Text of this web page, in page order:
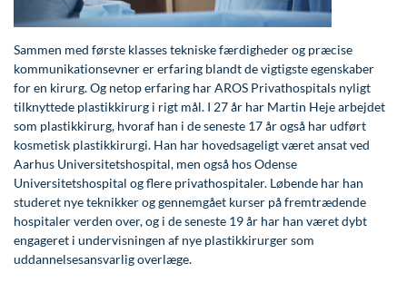
Lunge-astma-allergi
Mave-tarm kirurgi
Menopause- og hormonterapi
Neurologi (hjerne-nervesygdomme)
Onkologi (kræftsygdomme)
Plastikkirurgi (rekonstruktiv)
Reumatologi (gigtsygdomme)
Svedproblemer
Ar og strækmærker
Uønsket hårvækst
Hårtab
Aldersprægede håndrygge
Kropsforyngelse og opstramning
Intim konturering/foryngelse
Mandlig genitalområde - forskønnelse
Kosmetisk Plastikkirurgi
Modelopskrivning
aging medicin
Prisliste
Skriv dig op
Udskrivelse
Kontakt os & Find vej
Kvalitet og patienttilfredshed
Nyttige links
Parkering og opladning på AROS Privathospital
Persondatapolitik på AROS
Rygepolitik
Samarbejde mellem specialer
Sengestuer
Vores mål
Sammen med første klasses tekniske færdigheder og præcise
kommunikationsevner er erfaring blandt de vigtigste egenskaber
for en kirurg. Og netop erfaring har AROS Privathospitals nyligt
tilknyttede plastikkirurg i rigt mål. I 27 år har Martin Heje arbejdet
som plastikkirurg, hvoraf han i de seneste 17 år også har udført
kosmetisk plastikkirurgi. Han har hovedsageligt været ansat ved
Aarhus Universitetshospital, men også hos Odense
Universitetshospital og flere privathospitaler. Løbende har han
studeret nye teknikker og gennemgået kurser på fremtrædende
hospitaler verden over, og i de seneste 19 år har han været dybt
engageret i undervisningen af nye plastikkirurger som
uddannelsesansvarlig overlæge.